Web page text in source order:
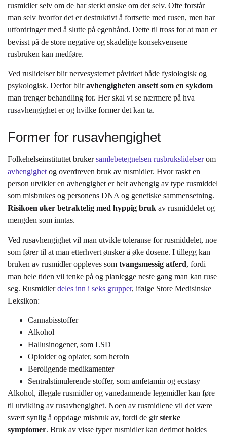
rusmidler selv om de har sterkt ønske om det selv. Ofte forstår
man selv hvorfor det er destruktivt å fortsette med rusen, men har
utfordringer med å slutte på egenhånd. Dette til tross for at man er
bevisst på de store negative og skadelige konsekvensene
rusbruken kan medføre.
Ved ruslidelser blir nervesystemet påvirket både fysiologisk og
psykologisk. Derfor bliravhengigheten ansett som en sykdom
man trenger behandling for. Her skal vi se nærmere på hva
rusavhengighet er og hvilke former det kan ta.
Former for rusavhengighet
Folkehelseinstituttet brukersamlebetegnelsen rusbrukslidelserom
avhengighetog overdreven bruk av rusmidler. Hvor raskt en
person utvikler en avhengighet er helt avhengig av type rusmiddel
som misbrukes og personens DNA og genetiske sammensetning.
Risikoen øker betraktelig med hyppig bruk av rusmiddelet og
mengden som inntas.
Ved rusavhengighet vil man utvikle toleranse for rusmiddelet, noe
som fører til at man etterhvert ønsker å øke dosene. I tillegg kan
bruken av rusmidler oppleves som tvangsmessig atferd, fordi
man hele tiden vil tenke på og planlegge neste gang man kan ruse
seg. Rusmidlerdeles inn i seks grupper, ifølge Store Medisinske
Leksikon:
Cannabisstoffer
Alkohol
Hallusinogener, som LSD
Opioider og opiater, som heroin
Beroligende medikamenter
Sentralstimulerende stoffer, som amfetamin og ecstasy
Alkohol, illegale rusmidler og vanedannende legemidler kan føre
til utvikling av rusavhengighet. Noen av rusmidlene vil det være
svært synlig å oppdage misbruk av, fordi de girsterke
symptomer. Bruk av visse typer rusmidler kan derimot holdes